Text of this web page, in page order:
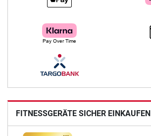
FITNESSGERÄTE SICHER EINKAUFEN